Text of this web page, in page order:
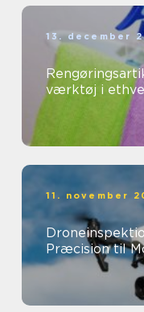
13. december
værktøj i
11. november
Præcision til